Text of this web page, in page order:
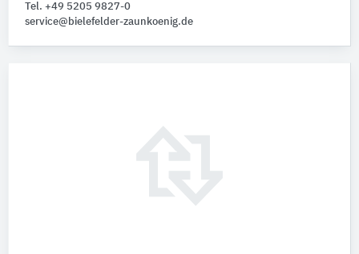
Tel. +49 5205 9827-0
service@bielefelder-zaunkoenig.de